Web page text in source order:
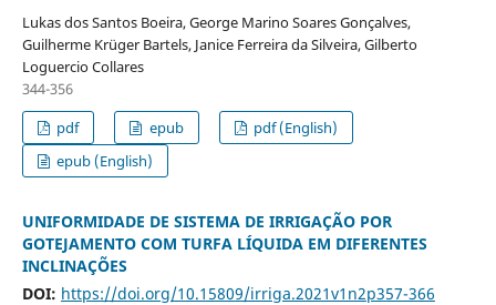
Lukas dos Santos Boeira, George Marino Soares Gonçalves,
Guilherme Krüger Bartels, Janice Ferreira da Silveira, Gilberto
Loguercio Collares
344-356
pdf
epub
pdf (English)
epub (English)
UNIFORMIDADE DE SISTEMA DE IRRIGAÇÃO POR
GOTEJAMENTO COM TURFA LÍQUIDA EM DIFERENTES
INCLINAÇÕES
DOI: https://doi.org/10.15809/irriga.2021v1n2p357-366